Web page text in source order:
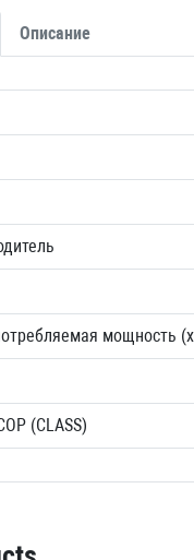
Описание
мощность
(CLASS)